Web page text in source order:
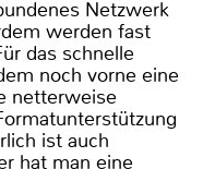
Netzwerk
werden fast
das schnelle
noch vorne eine
netterweise
ist auch
hat man eine